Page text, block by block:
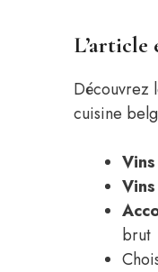
L’article
Découvrez
cuisine
brut